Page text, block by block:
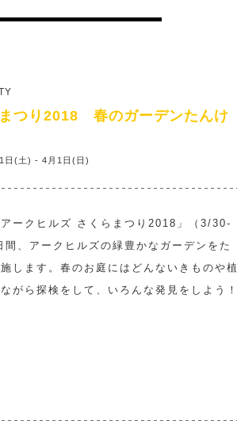
つり2018 春のガーデンたんけ
日(土) - 4月1日(日)
ークヒルズ さくらまつり2018」（3/30-
、アークヒルズの緑豊かなガーデンをた
します。春のお庭にはどんないきものや植
がら探検をして、いろんな発見をしよう！